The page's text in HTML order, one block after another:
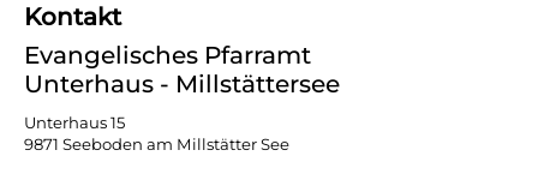
Kontakt
Evangelisches Pfarramt
Unterhaus - Millstättersee
Unterhaus 15
9871 Seeboden am Millstätter See